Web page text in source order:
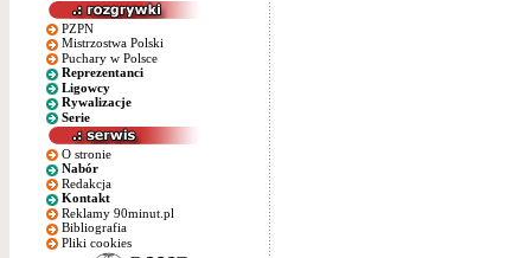
PZPN
Mistrzostwa Polski
Puchary w Polsce
Reprezentanci
Ligowcy
Rywalizacje
Serie
O stronie
Nabór
Redakcja
Kontakt
Reklamy 90minut.pl
Bibliografia
Pliki cookies